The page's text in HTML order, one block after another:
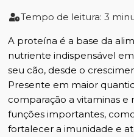
Tempo de leitura: 3
A proteína é a base da
nutriente indispensável
seu cão, desde o
Presente em maior
comparação a vitaminas e
funções importantes,
fortalecer a imunidade e